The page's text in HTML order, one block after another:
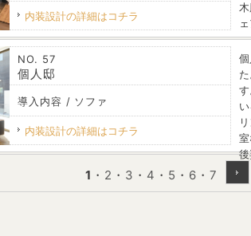
内装設計の詳細はコチラ
NO. 57
個人邸
導入内容 / ソファ
内装設計の詳細はコチラ
1 ・ 2 ・ 3 ・ 4 ・ 5 ・ 6 ・7